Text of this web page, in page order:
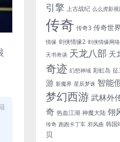
引擎 上古战纪 么么虎影
传奇 传奇3 传奇世界
情缘 剑侠情缘2 剑侠情缘网
天书奇谈 天龙八部 天
奇迹 幻想神域 彩虹岛 征
游 新魔界 星辰梦诛 智能
梦幻西游 武林外
奇 热血江湖 神魔大陆 翎
传奇 跑跑卡丁车 邪风曲 韩国
贝